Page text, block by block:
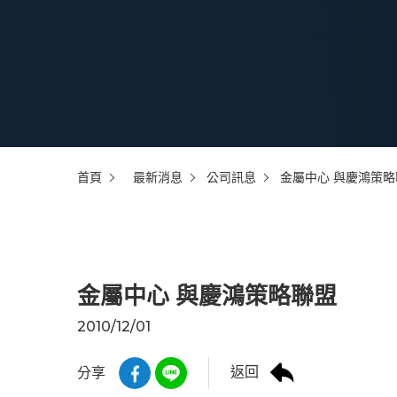
首頁 最新消息 公司訊息 金屬中心 與慶鴻策
金屬中心 與慶鴻策略聯盟
2010/12/01
分享 返回